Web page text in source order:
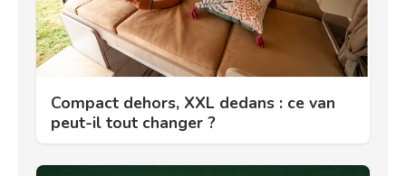
Compact dehors, XXL dedans : ce van
peut-il tout changer ?